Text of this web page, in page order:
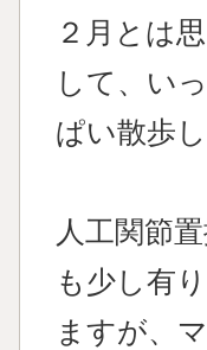
２月とは
して、いっ
ぱい散歩し
人工関節
も少し有り
ますが、